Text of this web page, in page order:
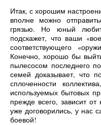
Итак, с хорошим
вполне можно
грязью. Но юный
подскажет, что ваши
соответствующего
Конечно, хорошо бы
пылесосом последнего
семей доказывает, что
сплоченности
используемых бытовых
прежде всего, зависит
уже договорились, у нас
боевой!